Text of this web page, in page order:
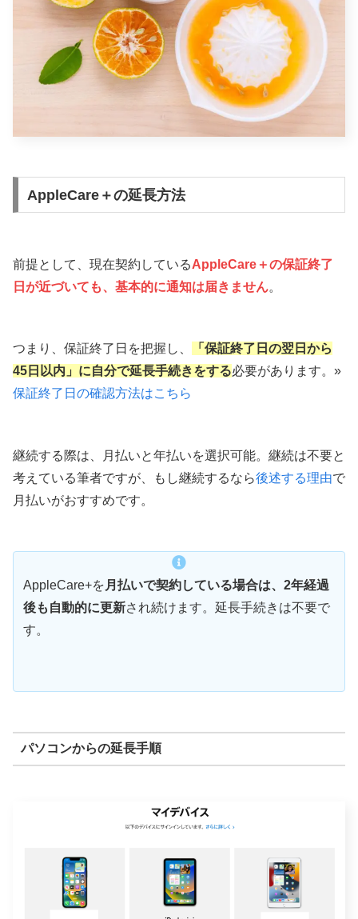
AppleCare＋の延長方法
前提として、現在契約しているAppleCare＋の保証終了
日が近づいても、基本的に通知は届きません。
つまり、保証終了日を把握し、
「保証終了日の翌日から
45日以内」に自分で延長手続きをする必要があります。»
保証終了日の確認方法はこちら
継続する際は、月払いと年払いを選択可能。継続は不要と
考えている筆者ですが、もし継続するなら後述する理由で
月払いがおすすめです。
AppleCare+を 月払いで契約している場合は、2年経過
後も自動的に更新され続けます。延長手続きは不要で
す。
パソコンからの延長手順